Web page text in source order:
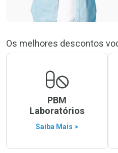
Os melhores descontos
PBM
Laboratórios
Saiba Mais >